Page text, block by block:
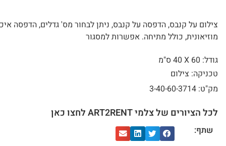
צילום על קנבס, הדפסה על קנבס, ניתן לבחור מס' גדלים, הדפסה
מוזיאונית, כולל מתיחה. אפשרות למסגור
גודל: 60 X
40 ס"מ
טכניקה: צילום
מק"ט: 3-40-60-3714
לכל הציורים של צלמי ART2RENT לחצו כאן
שתף: